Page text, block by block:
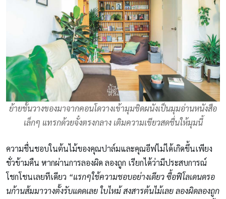
ย้ายชั้นวางของมาจากคอนโดวางเข้ามุมชิดผนังเป็นมุมอ่านหนังสือ
เล็กๆ แทรกด้วยจั๋งตรงกลาง เติมความเขียวสดชื่นให้มุมนี้
ความชื่นชอบในต้นไม้ของคุณปาล์มและคุณอีฟไม่ได้เกิดขึ้นเพียง
ชั่วข้ามคืน หากผ่านการลองผิด ลองถูก เรียกได้ว่ามีประสบการณ์
โชกโชนเลยทีเดียว “แรกๆใช้ความชอบอย่างเดียว ซื้อฟิโลเดนดรอ
นก้านส้มมาวางตั้งรับแดดเลย ใบไหม้ สงสารต้นไม้เลย ลองผิดลองถูก